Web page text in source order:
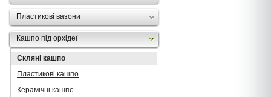
Пластикові вазони
Кашпо під орхідеї
Скляні кашпо
Пластикові кашпо
Керамічні кашпо